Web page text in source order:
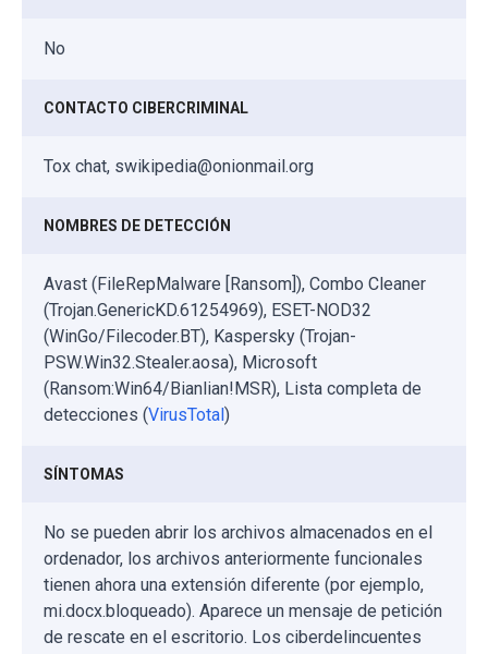
No
CONTACTO CIBERCRIMINAL
Tox chat, swikipedia@onionmail.org
NOMBRES DE DETECCIÓN
Avast (FileRepMalware [Ransom]), Combo Cleaner
(Trojan.GenericKD.61254969), ESET-NOD32
(WinGo/Filecoder.BT), Kaspersky (Trojan-
PSW.Win32.Stealer.aosa), Microsoft
(Ransom:Win64/Bianlian!MSR), Lista completa de
detecciones (VirusTotal)
SÍNTOMAS
No se pueden abrir los archivos almacenados en el
ordenador, los archivos anteriormente funcionales
tienen ahora una extensión diferente (por ejemplo,
mi.docx.bloqueado). Aparece un mensaje de petición
de rescate en el escritorio. Los ciberdelincuentes